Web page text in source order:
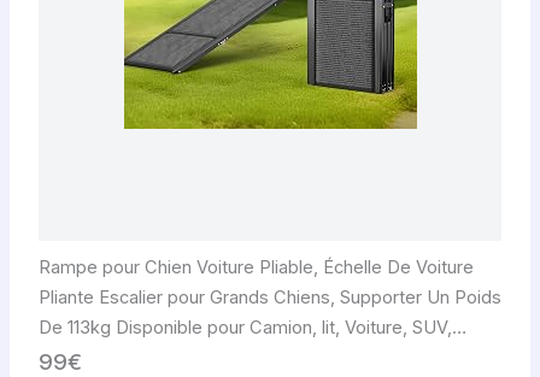
Rampe pour Chien Voiture Pliable, Échelle De Voiture
Pliante Escalier pour Grands Chiens, Supporter Un Poids
De 113kg Disponible pour Camion, lit, Voiture, SUV,
légère et Facile à Ranger
99€